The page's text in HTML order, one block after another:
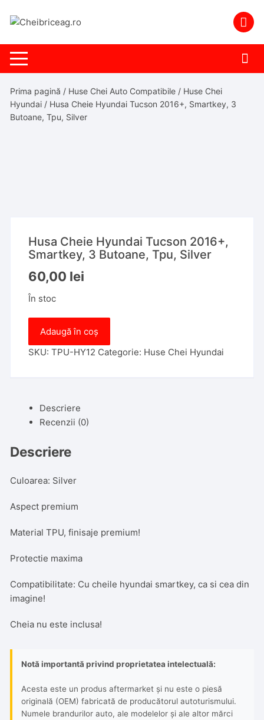
Prima pagină / Huse Chei Auto Compatibile / Huse Chei
Hyundai / Husa Cheie Hyundai Tucson 2016+, Smartkey, 3
Butoane, Tpu, Silver
Husa Cheie Hyundai Tucson 2016+,
Smartkey, 3 Butoane, Tpu, Silver
60,00 lei
În stoc
Husa
Cheie
Smartkey,
3
Tpu,
Adaugă în coș
SKU:TPU-HY12 Categorie: Huse Chei Hyundai
Descriere
Recenzii (0)
Descriere
Culoarea: Silver
Aspect premium
Material TPU, finisaje premium!
Protectie maxima
Compatibilitate: Cu cheile hyundai smartkey, ca si cea din
imagine!
Cheia nu este inclusa!
Notă importantă privind proprietatea intelectuală:
Acesta este un produs aftermarket și nu este o piesă
originală (OEM) fabricată de producătorul autoturismului.
Numele brandurilor auto, ale modelelor și ale altor mărci